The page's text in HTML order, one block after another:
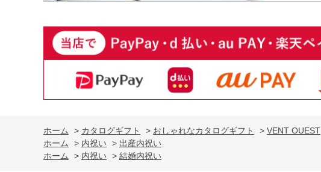
ホーム > カタログギフト > おしゃれなカタログギフト > VENT OUEST
ホーム
> 内祝い > 出産内祝い
ホーム
> 内祝い > 結婚内祝い